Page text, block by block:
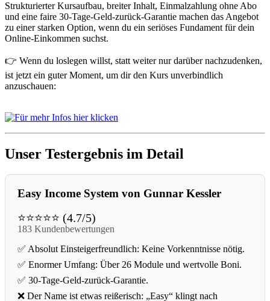
Strukturierter Kursaufbau, breiter Inhalt, Einmalzahlung ohne Abo
und eine faire 30-Tage-Geld-zurück-Garantie machen das Angebot
zu einer starken Option, wenn du ein seriöses Fundament für dein
Online-Einkommen suchst.
👉 Wenn du loslegen willst, statt weiter nur darüber nachzudenken,
ist jetzt ein guter Moment, um dir den Kurs unverbindlich
anzuschauen:
Unser Testergebnis im Detail
Easy Income System von Gunnar Kessler
⭐⭐⭐⭐⭐ (4.7/5)
183 Kundenbewertungen
✅ Absolut Einsteigerfreundlich: Keine Vorkenntnisse nötig.
✅ Enormer Umfang: Über 26 Module und wertvolle Boni.
✅ 30-Tage-Geld-zurück-Garantie.
❌ Der Name ist etwas reißerisch: „Easy“ klingt nach